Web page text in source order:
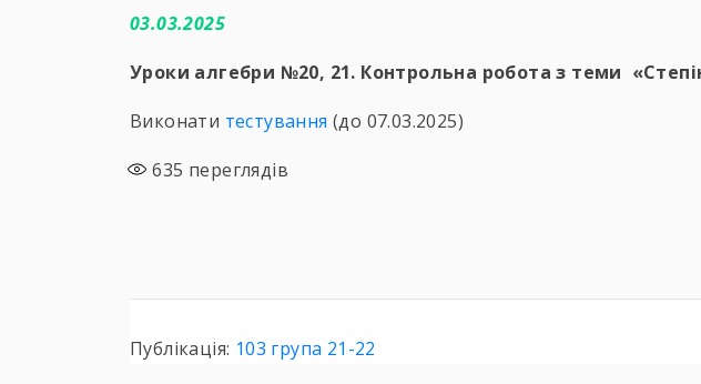
03.03.2025
Уроки алгебри №20, 21. Контрольна робота з теми
Виконати тестування(до 07.03.2025)
635 переглядів
Публікація: 103 група 21-22